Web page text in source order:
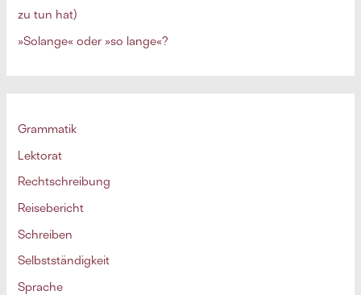
zu tun hat)
»Solange« oder »so lange«?
Grammatik
Lektorat
Rechtschreibung
Reisebericht
Schreiben
Selbstständigkeit
Sprache